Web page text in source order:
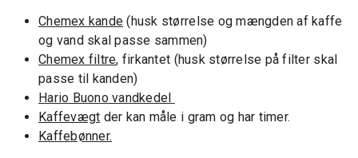
Chemex kande (husk størrelse og mængden af kaffe
og vand skal passe sammen)
Chemex filtre, firkantet (husk størrelse på filter skal
passe til kanden)
Hario Buono vandkedel
Kaffevægt der kan måle i gram og har timer.
Kaffebønner.